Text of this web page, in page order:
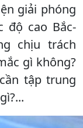
giải phóng
độ cao Bắc-
chịu trách
gì không?
tập trung